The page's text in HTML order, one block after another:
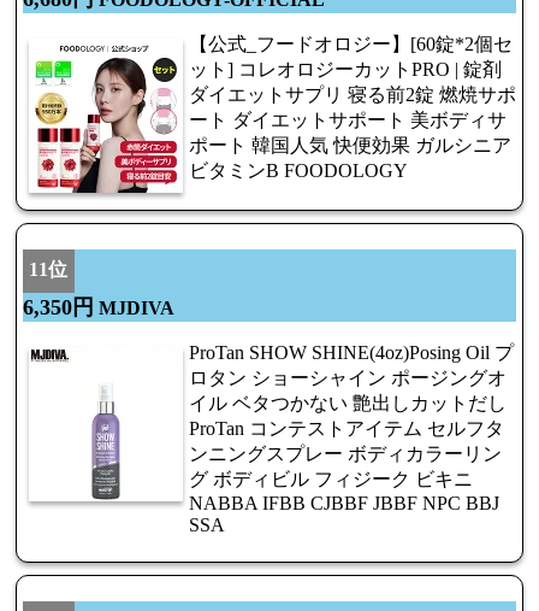
【公式_フードオロジー】[60錠*2個セ
ット] コレオロジーカットPRO | 錠剤
ダイエットサプリ 寝る前2錠 燃焼サポ
ート ダイエットサポート 美ボディサ
ポート 韓国人気 快便効果 ガルシニア
ビタミンB FOODOLOGY
11位
6,350円 MJDIVA
ProTan SHOW SHINE(4oz)Posing Oil プ
ロタン ショーシャイン ポージングオ
イル ベタつかない 艶出しカットだし
ProTan コンテストアイテム セルフタ
ンニングスプレー ボディカラーリン
グ ボディビル フィジーク ビキニ
NABBA IFBB CJBBF JBBF NPC BBJ
SSA